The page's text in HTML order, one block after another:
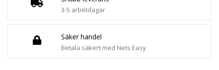
3-5 arbetdagar
Säker handel
Betala säkert med Nets Easy